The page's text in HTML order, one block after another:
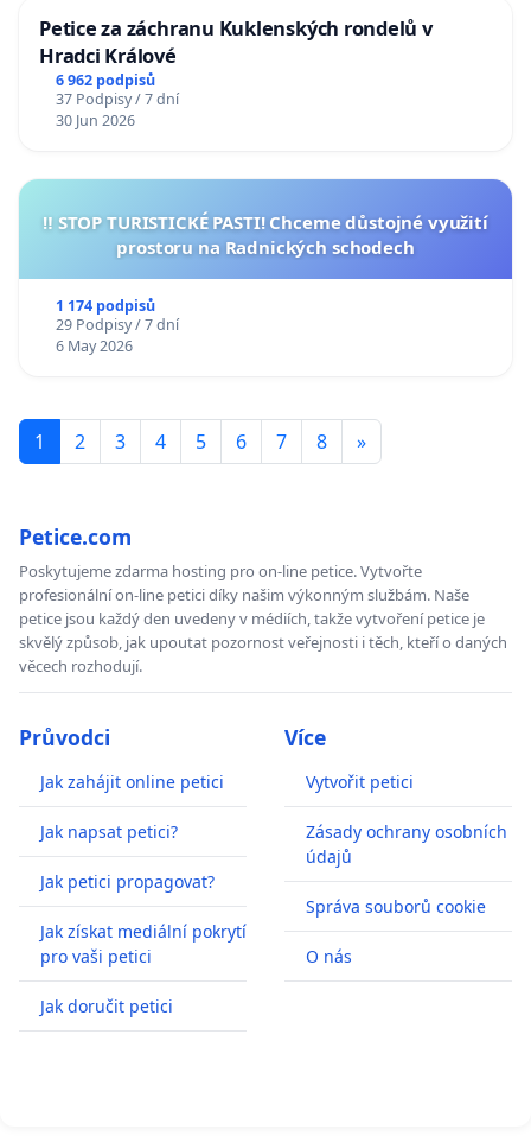
Petice za záchranu Kuklenských rondelů v
Hradci Králové
6 962 podpisů
37 Podpisy / 7 dní
30 Jun 2026
‼️ STOP TURISTICKÉ PASTI! Chceme důstojné využití
prostoru na Radnických schodech
1 174 podpisů
29 Podpisy / 7 dní
6 May 2026
1 2 3 4 5 6 7 8 »
Petice.com
Poskytujeme zdarma hosting pro on-line petice. Vytvořte
profesionální on-line petici díky našim výkonným službám. Naše
petice jsou každý den uvedeny v médiích, takže vytvoření petice je
skvělý způsob, jak upoutat pozornost veřejnosti i těch, kteří o daných
věcech rozhodují.
Průvodci
Jak zahájit online petici
Jak napsat petici?
Jak petici propagovat?
Jak získat mediální pokrytí
pro vaši petici
Jak doručit petici
Více
Vytvořit petici
Zásady ochrany osobních
údajů
Správa souborů cookie
O nás